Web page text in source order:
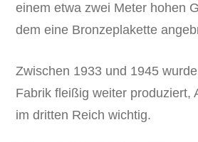
einem etwa zwei Meter hohen
dem eine Bronzeplakette
Zwischen 1933 und 1945
Fabrik fleißig weiter produziert,
im dritten Reich wichtig.